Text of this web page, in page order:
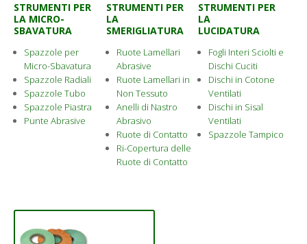
STRUMENTI PER
LA MICRO-
SBAVATURA
Spazzole per
Micro-Sbavatura
Spazzole Radiali
Spazzole Tubo
Spazzole Piastra
Punte Abrasive
STRUMENTI PER
LA
SMERIGLIATURA
Ruote Lamellari
Abrasive
Ruote Lamellari in
Non Tessuto
Anelli di Nastro
Abrasivo
Ruote di Contatto
Ri-Copertura delle
Ruote di Contatto
STRUMENTI PER
LA
LUCIDATURA
Fogli Interi Sciolti e
Dischi Cuciti
Dischi in Cotone
Ventilati
Dischi in Sisal
Ventilati
Spazzole Tampico